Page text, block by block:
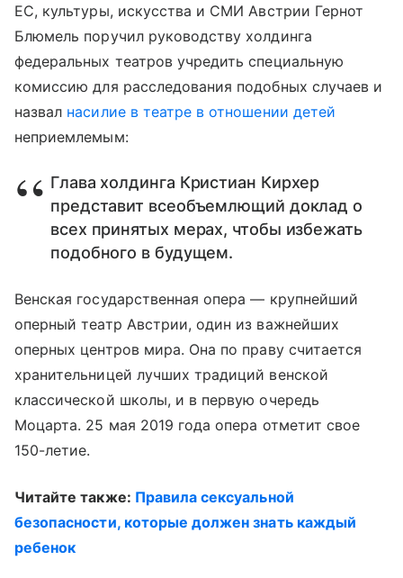
ЕС, культуры, искусства и СМИ Австрии Гернот
Блюмель поручил руководству холдинга
федеральных театров учредить специальную
комиссию для расследования подобных случаев и
назвал насилие в театре в отношении детей
неприемлемым:
Глава холдинга Кристиан Кирхер
представит всеобъемлющий доклад о
всех принятых мерах, чтобы избежать
подобного в будущем.
Венская государственная опера — крупнейший
оперный театр Австрии, один из важнейших
оперных центров мира. Она по праву считается
хранительницей лучших традиций венской
классической школы, и в первую очередь
Моцарта. 25 мая 2019 года опера отметит свое
150-летие.
Читайте также: Правила сексуальной
безопасности, которые должен знать каждый
ребенок